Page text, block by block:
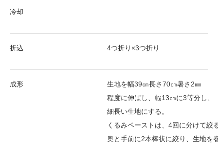
冷却
折込 4つ折り×3つ折り
成形
生地を幅39㎝長さ70㎝暑さ2㎜
程度に伸ばし、幅13㎝に3等分し、
細長い生地にする。
くるみペーストは、4回に分けて絞
奥と手前に2本棒状に絞り、生地を